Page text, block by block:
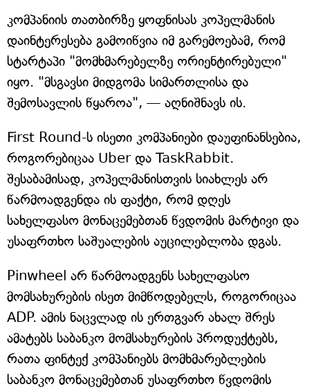
კომპანიის თათბირზე ყოფნისას კოპელმანის
დაინტერესება გამოიწვია იმ გარემოებამ, რომ
სტარტაპი "მომხმარებელზე ორიენტირებული"
იყო. "მსგავსი მიდგომა სიმართლისა და
შემოსავლის წყაროა", — აღნიშნავს ის.
First Round-ს ისეთი კომპანიები დაუფინანსებია,
როგორებიცაა Uber და TaskRabbit.
შესაბამისად, კოპელმანისთვის სიახლეს არ
წარმოადგენდა ის ფაქტი, რომ დღეს
სახელფასო მონაცემებთან წვდომის მარტივი და
უსაფრთხო საშუალების აუცილებლობა დგას.
Pinwheel არ წარმოადგენს სახელფასო
მომსახურების ისეთ მიმწოდებელს, როგორიცაა
ADP. ამის ნაცვლად ის ერთგვარ ახალ შრეს
ამატებს საბანკო მომსახურების პროდუქტებს,
რათა ფინტექ კომპანიებს მომხმარებლების
საბანკო მონაცემებთან უსაფრთხო წვდომის